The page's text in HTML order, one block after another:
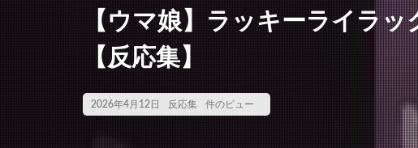
【ウマ娘】ラッキーライラ
【反応集】
2026年4月12日 反応集 件のビュー